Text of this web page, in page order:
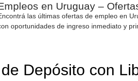
en Uruguay –
las últimas ofertas de empleo en
oportunidades de ingreso inmediato y
Depósito con